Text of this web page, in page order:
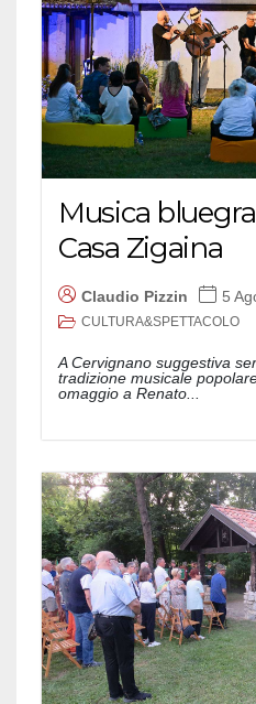
Musica
Casa Zigaina
Claudio Pizzin 5
CULTURA&SPETTACOLO
A Cervignano suggestiva
tradizione musicale
omaggio a Renato...